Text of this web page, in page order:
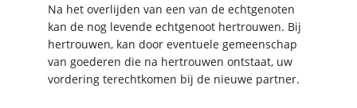
Na het overlijden van een van de echtgenoten
kan de nog levende echtgenoot hertrouwen. Bij
hertrouwen, kan door eventuele gemeenschap
van goederen die na hertrouwen ontstaat, uw
vordering terechtkomen bij de nieuwe partner.